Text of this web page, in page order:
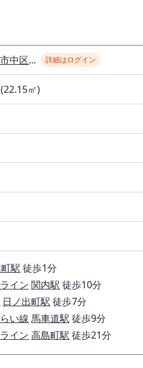
中区... 詳細はログイン
㎡)
駅 徒歩1分
イン 関内駅 徒歩10分
日ノ出町駅 徒歩7分
い線 馬車道駅 徒歩9分
イン 高島町駅 徒歩21分